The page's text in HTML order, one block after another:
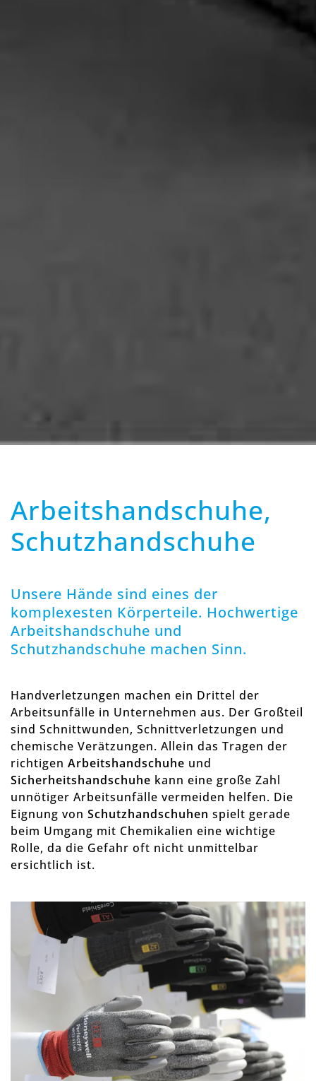
Arbeitshandschuhe,
Schutzhandschuhe
Unsere Hände sind eines der
komplexesten Körperteile. Hochwertige
Arbeitshandschuhe und
Schutzhandschuhe machen Sinn.
Handverletzungen machen ein Drittel der
Arbeitsunfälle in Unternehmen aus. Der Großteil
sind Schnittwunden, Schnittverletzungen und
chemische Verätzungen. Allein das Tragen der
richtigen Arbeitshandschuhe und
Sicherheitshandschuhe kann eine große Zahl
unnötiger Arbeitsunfälle vermeiden helfen. Die
Eignung von Schutzhandschuhen spielt gerade
beim Umgang mit Chemikalien eine wichtige
Rolle, da die Gefahr oft nicht unmittelbar
ersichtlich ist.